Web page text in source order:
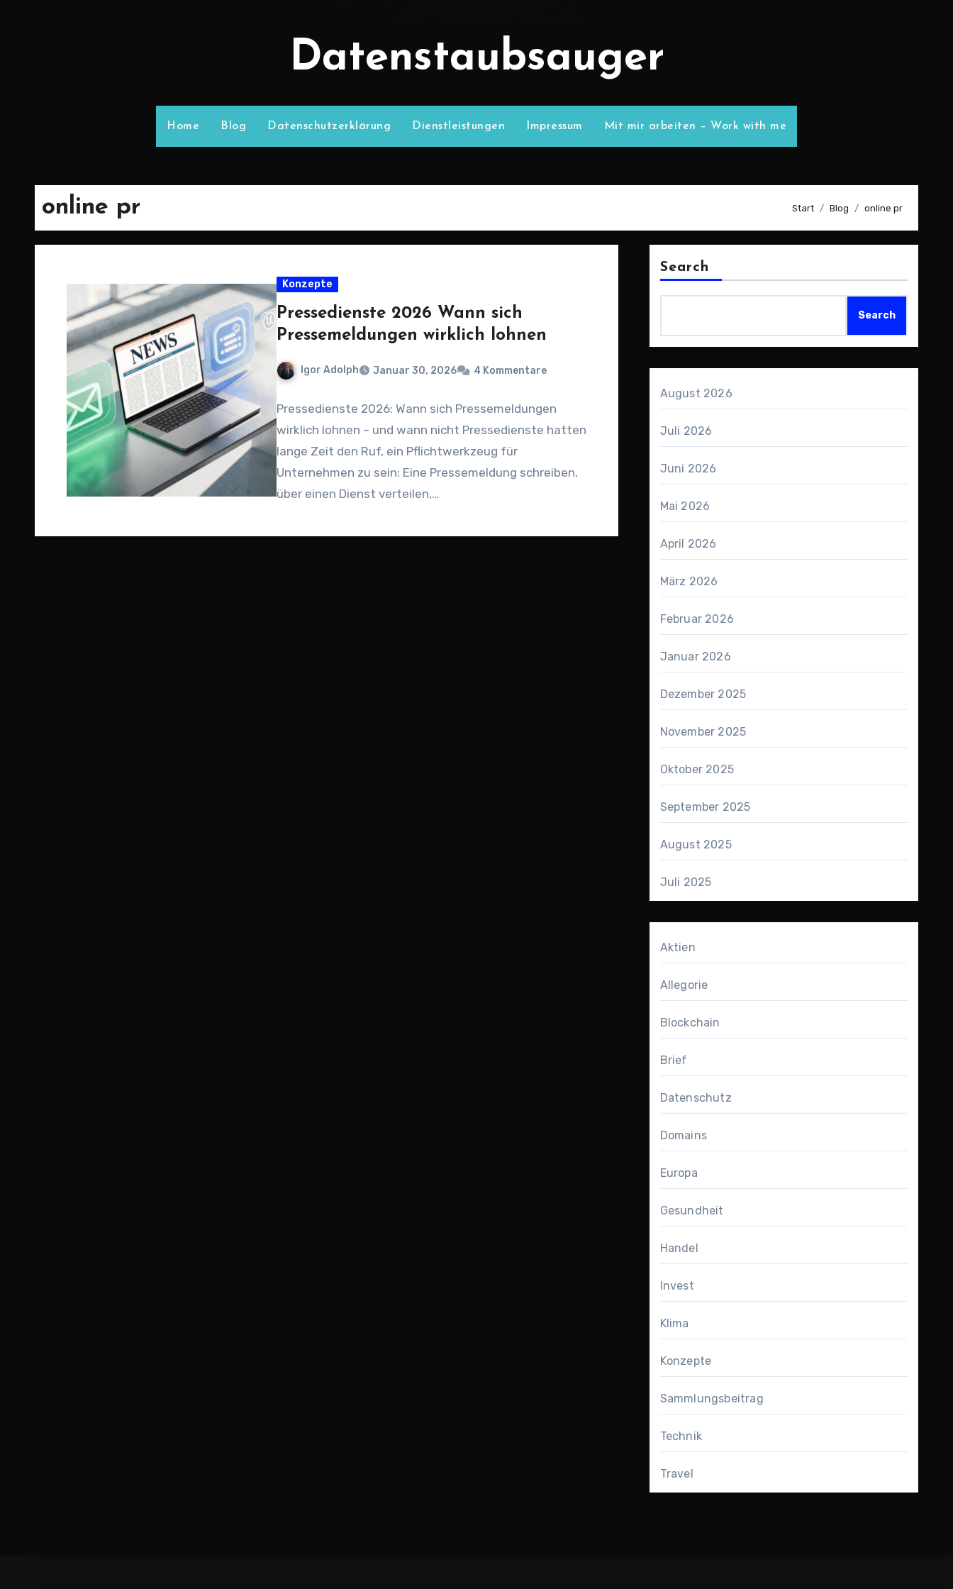
Datenstaubsauger
Home Blog Datenschutzerklärung Dienstleistungen Impressum Mit mir arbeiten – Work with me
online pr Start Blog online pr
Konzepte
Pressedienste 2026 Wann sich
Pressemeldungen wirklich lohnen
Igor Adolph Januar 30, 2026 4 Kommentare
Pressedienste 2026: Wann sich Pressemeldungen
wirklich lohnen – und wann nicht Pressedienste hatten
lange Zeit den Ruf, ein Pflichtwerkzeug für
Unternehmen zu sein: Eine Pressemeldung schreiben,
über einen Dienst verteilen,…
Search
Search
August 2026
Juli 2026
Juni 2026
Mai 2026
April 2026
März 2026
Februar 2026
Januar 2026
Dezember 2025
November 2025
Oktober 2025
September 2025
August 2025
Juli 2025
Aktien
Allegorie
Blockchain
Brief
Datenschutz
Domains
Europa
Gesundheit
Handel
Invest
Klima
Konzepte
Sammlungsbeitrag
Technik
Travel